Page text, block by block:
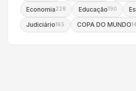
Economia228 Educação190
Judiciário165 COPA DO MUNDO